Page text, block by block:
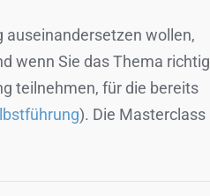
auseinandersetzen wollen,
wenn Sie das Thema richtig
teilnehmen, für die bereits
). Die Masterclass